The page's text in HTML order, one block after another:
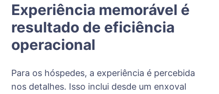
Experiência memorável é
resultado de eficiência
operacional
Para os hóspedes, a experiência é percebida
nos detalhes. Isso inclui desde um enxoval